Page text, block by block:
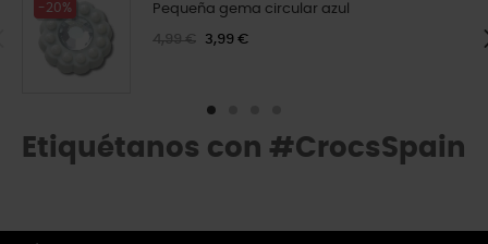
-20% Pequeña gema circular azul
4,99 € 3,99 €
Etiquétanos con #CrocsSpain